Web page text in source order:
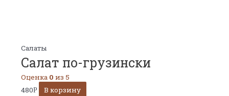
Салаты
Салат по-грузински
Оценка 0 из 5
480Р В корзину